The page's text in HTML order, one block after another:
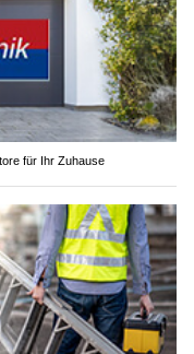
für Ihr Zuhause